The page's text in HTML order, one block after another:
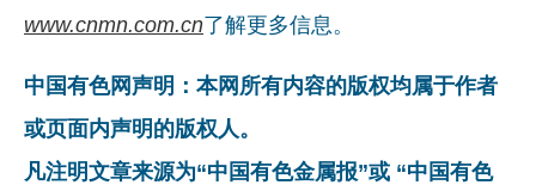
www.cnmn.com.cn了解更多信息。
中国有色网声明：本网所有内容的版权均属于作者
或页面内声明的版权人。
凡注明文章来源为“中国有色金属报”或 “中国有色